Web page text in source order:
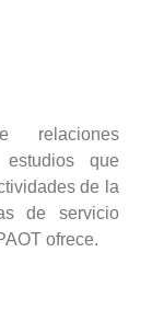
que
de la
de servicio
ofrece.